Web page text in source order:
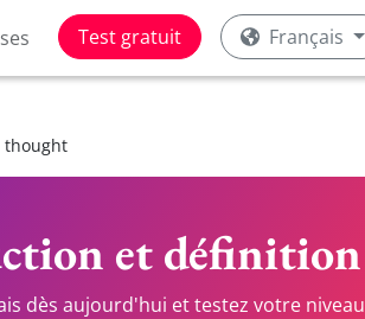
Test gratuit Français
thought
et définition
dès aujourd'hui et testez votre niveau